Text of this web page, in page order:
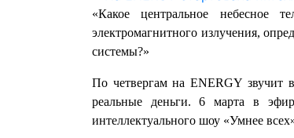
«Какое центральное небесное
электромагнитного излучения,
системы?»
По четвергам на ENERGY звучит
реальные деньги. 6 марта в
интеллектуального шоу «Умнее